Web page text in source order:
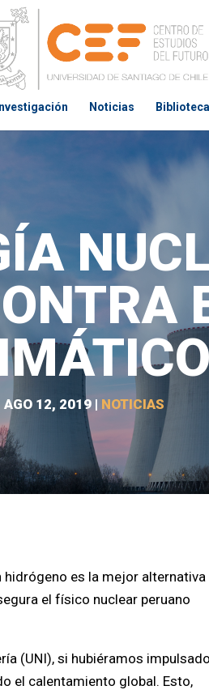
Noticias Biblioteca
AGO 12, 2019 | NOTICIAS
es la mejor alternativa
el físico nuclear peruano
(UNI), si hubiéramos
el calentamiento global. Esto,